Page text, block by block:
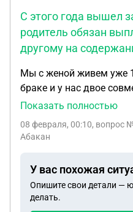
С этого года вышел
родитель обязан
другому на
Мы с женой живем уже
браке и у нас двое
пособие, как
этого года вышел
автоматически
якобы мы их
душевой доход у меня
Показать полностью
08 февраля, 00:10, вопрос
Абакан
У вас похожая
Опишите свои детали —
делать.